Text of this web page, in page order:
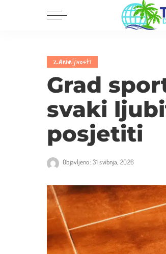
Istra i Kvarner
Središnja Hrvatska
Slavonija i Baranja
Amerika
Azija
Afrika
Australija
Zanimljivosti
Grad
svaki
posjetiti
Objavljeno: 31 svibnja, 2026